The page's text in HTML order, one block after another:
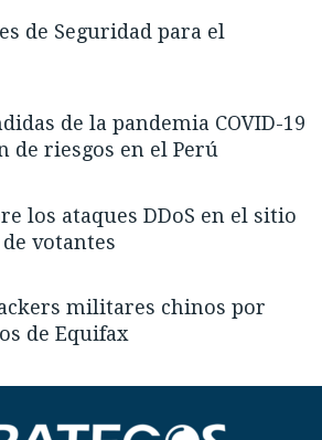
de Seguridad para el
de la pandemia COVID-19
de riesgos en el Perú
los ataques DDoS en el sitio
votantes
militares chinos por
de Equifax